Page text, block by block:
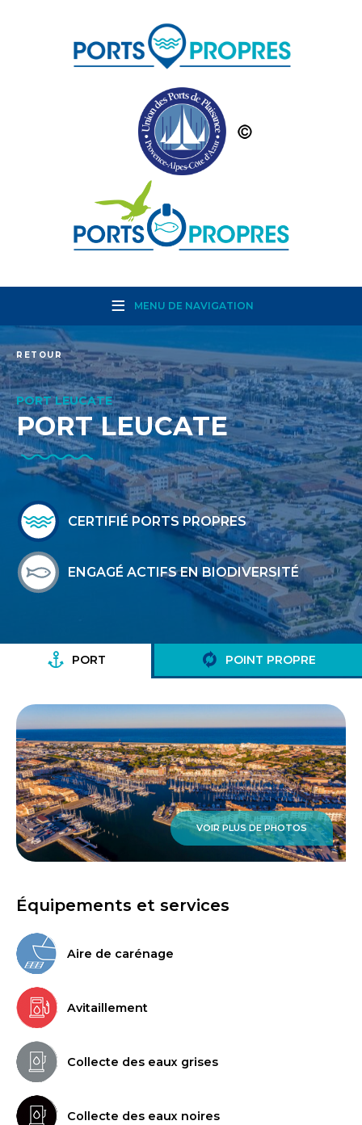
MENU DE NAVIGATION
RETOUR
PORT LEUCATE
PORT LEUCATE
CERTIFIÉ PORTS PROPRES
ENGAGÉ ACTIFS EN BIODIVERSITÉ
PORT POINT PROPRE
VOIR PLUS DE PHOTOS
Équipements et services
Aire de carénage
Avitaillement
Collecte des eaux grises
Collecte des eaux noires